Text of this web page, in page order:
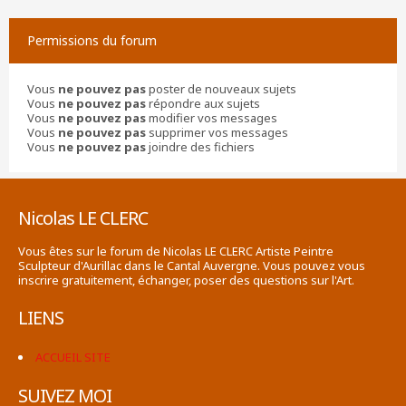
Permissions du forum
Vous ne pouvez pasposter de nouveaux sujets
Vous ne pouvez pasrépondre aux sujets
Vous ne pouvez pasmodifier vos messages
Vous ne pouvez pas supprimer vos messages
Vous ne pouvez pasjoindre des fichiers
Nicolas LE CLERC
Vous êtes sur le forum de Nicolas LE CLERC Artiste Peintre
Sculpteur d'Aurillac dans le Cantal Auvergne. Vous pouvez vous
inscrire gratuitement, échanger, poser des questions sur l'Art.
LIENS
ACCUEIL SITE
SUIVEZ MOI